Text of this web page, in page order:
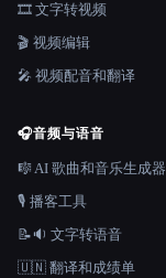
🎞️ 文字转视频
🎬 视频编辑
🎤 视频配音和翻译
🎧音频与语音
🎼 AI 歌曲和音乐生成器
🎙️ 播客工具
📝🔉 文字转语音
🇺🇳 翻译和成绩单